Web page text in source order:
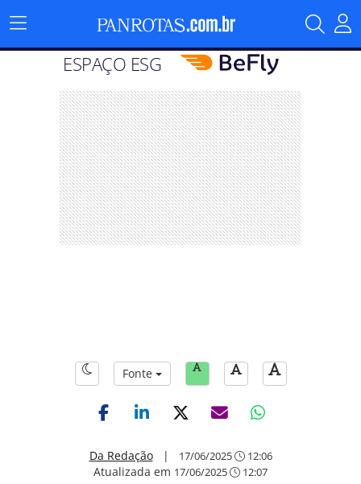
Menu
Principal
ESPAÇO ESG
Fonte
Da Redação| 17/06/2025 12:06
Atualizada em 17/06/2025 12:07